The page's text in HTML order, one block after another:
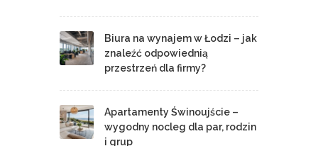
Biura na wynajem w Łodzi – jak
znaleźć odpowiednią
przestrzeń dla firmy?
Apartamenty Świnoujście –
wygodny nocleg dla par, rodzin
i grup